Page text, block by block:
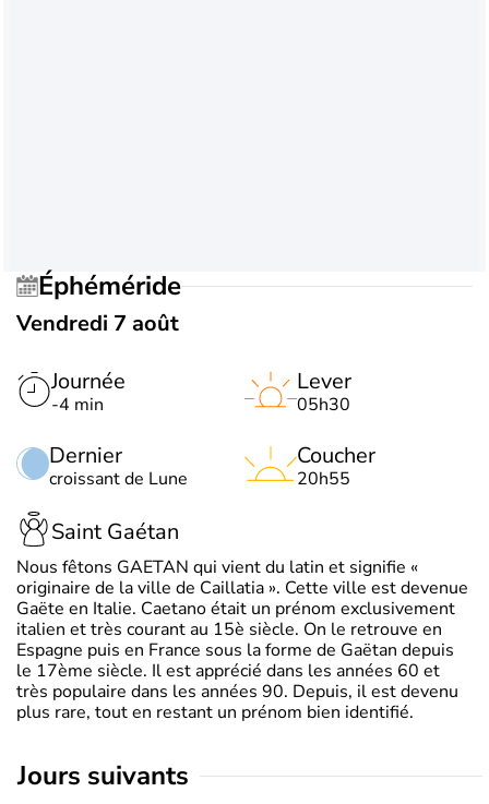
Éphéméride
Vendredi 7 août
Journée
-4 min
Dernier
croissant de Lune
Lever
05h30
Coucher
20h55
Saint Gaétan
Nous fêtons GAETAN qui vient du latin et signifie «
originaire de la ville de Caillatia ». Cette ville est devenue
Gaëte en Italie. Caetano était un prénom exclusivement
italien et très courant au 15è siècle. On le retrouve en
Espagne puis en France sous la forme de Gaëtan depuis
le 17ème siècle. Il est apprécié dans les années 60 et
très populaire dans les années 90. Depuis, il est devenu
plus rare, tout en restant un prénom bien identifié.
jours suivants